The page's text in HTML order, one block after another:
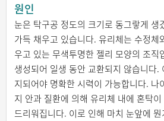
원인
눈은 탁구공 정도의 크기로 동그랗게 생
가득 채우고 있습니다. 유리체는 수정체
우고 있는 무색투명한 젤리 모양의 조직
생성되어 일생 동안 교환되지 않습니다.
지되어야 명확한 시력이 가능합니다. 나
지 안과 질환에 의해 유리체 내에 혼탁
드리워집니다. 이로 인해 마치 눈앞에